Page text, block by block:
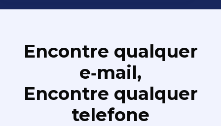
Encontre qualquer
e‑mail,
Encontre qualquer
telefone